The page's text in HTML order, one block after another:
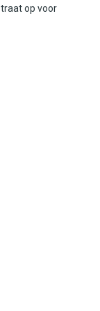
op voor